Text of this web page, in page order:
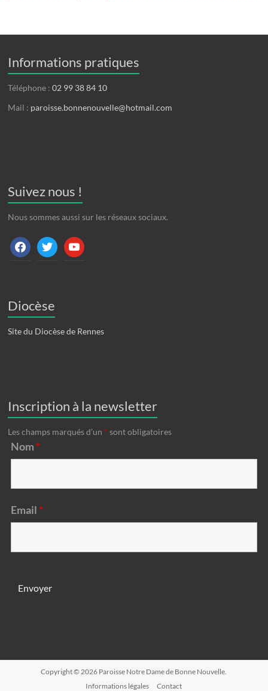
Informations pratiques
Téléphone :02 99 38 84 10
Mail : paroisse.bonnenouvelle@hotmail.com
Suivez nous !
Nous sommes aussi sur les réseaux sociaux.
facebooktwitter youtube
Diocèse
Site du Diocèse de Rennes
Inscription à la newsletter
Les champs marqués d’un * sont obligatoires
Nom *
Email *
Copyright © 2026 Paroisse Notre Dame de Bonne Nouvelle.
Informations légales
Contact